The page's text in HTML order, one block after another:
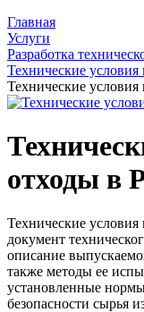
Главная
Услуги
Разработка
Технические
Технические условия
отходы в
Технические
документ
описание
также методы ее
установленные
безопасности сырья